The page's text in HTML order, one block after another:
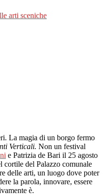
La magia di un borgo fermo
Verticali. Non un festival
e Patrizia de Bari il 25 agosto
cortile del Palazzo comunale
delle arti, un luogo dove poter
la parola, innovare, essere
è.